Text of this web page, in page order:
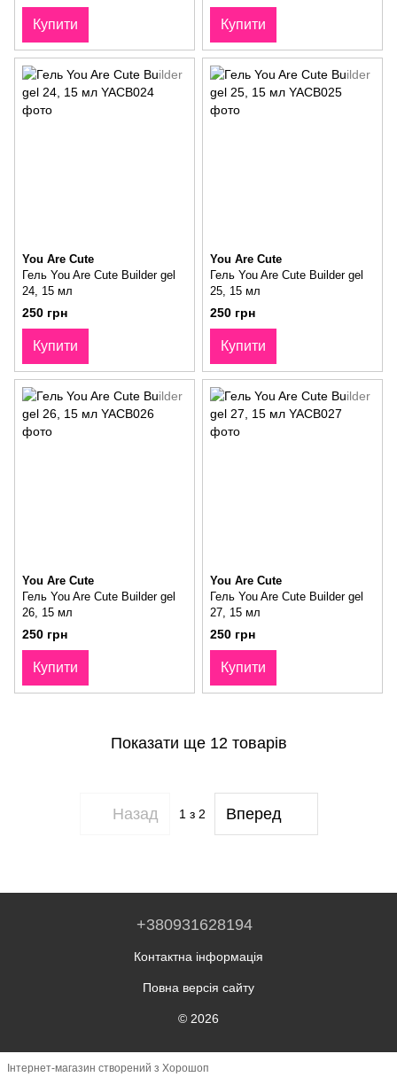
Купити Купити
You Are Cute
Гель You Are Cute Builder gel
24, 15 мл
250 грн
Купити
You Are Cute
Гель You Are Cute Builder gel
25, 15 мл
250 грн
Купити
You Are Cute
Гель You Are Cute Builder gel
26, 15 мл
250 грн
Купити
You Are Cute
Гель You Are Cute Builder gel
27, 15 мл
250 грн
Купити
Показати ще 12 товарів
Назад 1з 2 Вперед
+380931628194
Контактна інформація
Повна версія сайту
© 2026
Інтернет-магазин створений з Хорошоп